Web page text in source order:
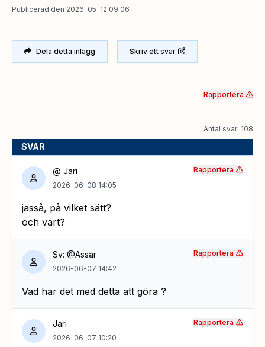
Publicerad den 2026-05-12 09:06
Dela detta inlägg Skriv ett svar
Rapportera
Antal svar: 108
SVAR
@ Jari
2026-06-08 14:05
jasså, på vilket sätt?
och vart?
Rapportera
Sv: @Assar
2026-06-07 14:42
Vad har det med detta att göra ?
Rapportera
Jari
2026-06-07 10:20
Rapportera